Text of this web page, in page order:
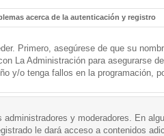
acerca de la autenticación y registro
Primero, asegúrese de que su
La Administración para asegurarse
y/o tenga fallos en la programación,
y moderadores. En
le dará acceso a contenidos